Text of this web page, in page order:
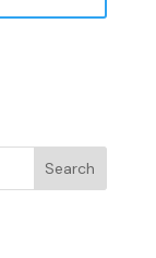
Search